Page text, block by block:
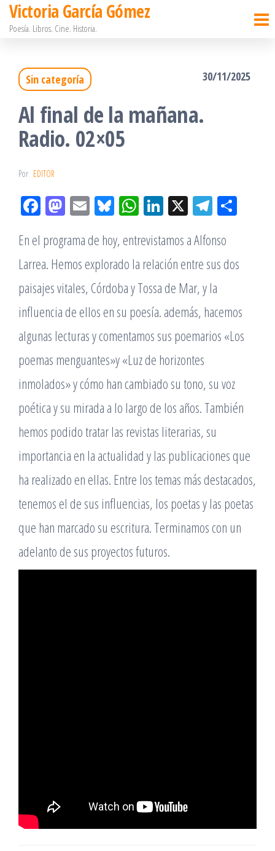
Saltar
Victoria García Gómez
Poesía. Libros. Cine. Historia.
Sin categoría 30/11/2025
Al final de la mañana.
Radio. 02×05
Por EDITOR
Fac
oo
k
M
od
on
Em Bl
sky
W
tsA
pp
Lin
dIn
X Tel
ra
m rtir
En el programa de hoy, entrevistamos a Alfonso
Larrea. Hemos explorado la relación entre sus dos
paisajes vitales, Córdoba y Tossa de Mar, y la
influencia de ellos en su poesía. además, hacemos
algunas lecturas y comentamos sus poemarios «Los
poemas menguantes»y «Luz de horizontes
inmolados» y cómo han cambiado su tono, su voz
poética y su mirada a lo largo de los años. También
hemos podido tratar las revistas literarias, su
importancia en la actualidad y las publicaciones que
ha realizado en ellas. Entre los temas más destacados,
tenemos el de sus influencias, los poetas y las poetas
que han marcado su escritura. Terminamos con un
adelanto de sus proyectos futuros.